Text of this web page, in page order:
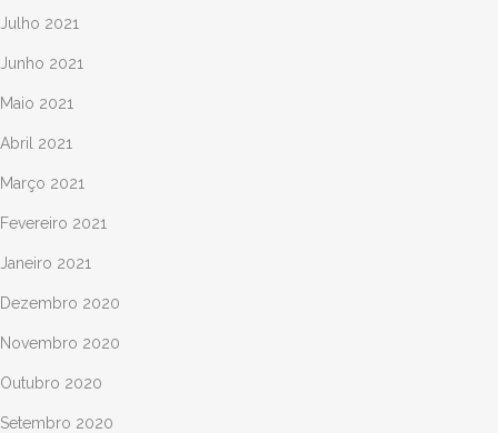
Julho 2021
Junho 2021
Maio 2021
Abril 2021
Março 2021
Fevereiro 2021
Janeiro 2021
Dezembro 2020
Novembro 2020
Outubro 2020
Setembro 2020